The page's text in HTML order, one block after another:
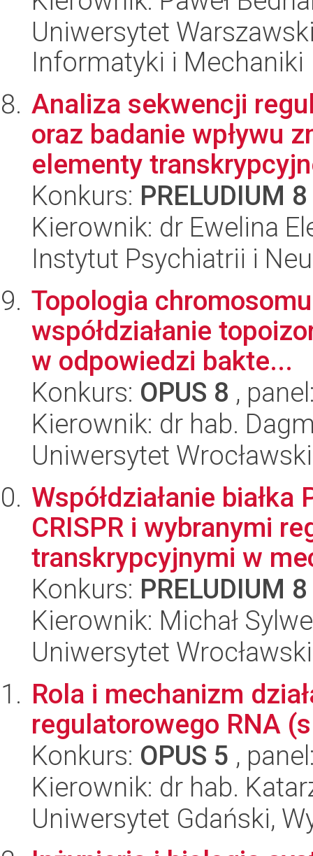
Uniwersytet
Informatyki i Mechaniki
Analiza sekwencji
oraz badanie wpływu
elementy
Konkurs: PRELUDIUM 8
Kierownik: dr Ewelina
Instytut Psychiatrii i
Topologia
współdziałanie
w odpowiedzi bakte...
Konkurs: OPUS 8 ,
Kierownik: dr hab.
Uniwersytet
Współdziałanie
CRISPR i wybranymi
transkrypcyjnymi w
Konkurs: PRELUDIUM 8
Kierownik: Michał
Uniwersytet
Rola i mechanizm
regulatorowego RNA
Konkurs: OPUS 5 ,
Kierownik: dr hab.
Uniwersytet Gdański,